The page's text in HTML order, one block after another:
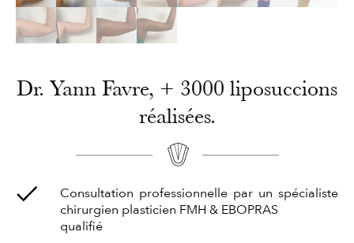
Dr. Yann Favre, + 3000 liposuccions
réalisées.
Consultation professionnelle par un spécialiste
chirurgien plasticien FMH & EBOPRAS
qualifié